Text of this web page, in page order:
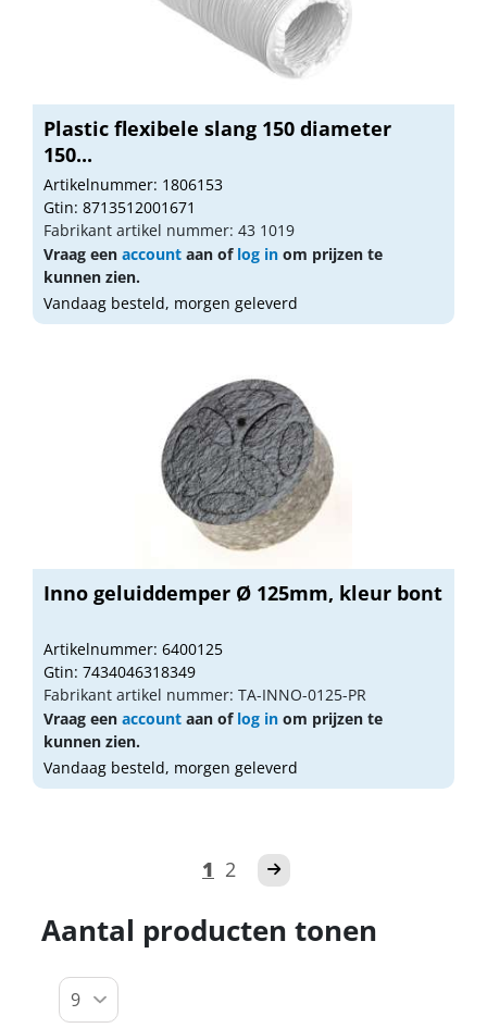
Plastic flexibele slang 150 diameter
150...
Artikelnummer: 1806153
Gtin: 8713512001671
Fabrikant artikel nummer: 43 1019
Vraag een account aan of log in om prijzen te
kunnen zien.
Vandaag besteld, morgen geleverd
Inno geluiddemper Ø 125mm, kleur bont
Artikelnummer: 6400125
Gtin: 7434046318349
Fabrikant artikel nummer: TA-INNO-0125-PR
Vraag een account aan of log in om prijzen te
kunnen zien.
Vandaag besteld, morgen geleverd
1 2
Aantal producten tonen